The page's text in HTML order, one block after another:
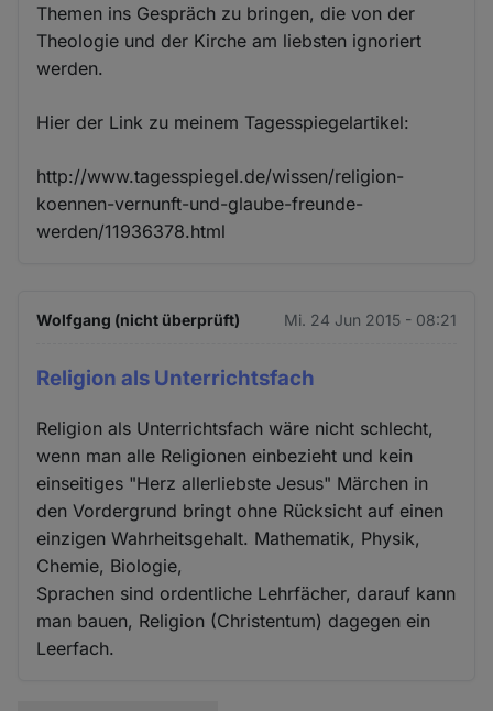
Themen ins Gespräch zu bringen, die von der
Theologie und der Kirche am liebsten ignoriert
werden.
Hier der Link zu meinem Tagesspiegelartikel:
http://www.tagesspiegel.de/wissen/religion-
koennen-vernunft-und-glaube-freunde-
werden/11936378.html
Wolfgang (nicht überprüft) Mi. 24 Jun 2015 - 08:21
Religion als Unterrichtsfach
Religion als Unterrichtsfach wäre nicht schlecht,
wenn man alle Religionen einbezieht und kein
einseitiges "Herz allerliebste Jesus" Märchen in
den Vordergrund bringt ohne Rücksicht auf einen
einzigen Wahrheitsgehalt. Mathematik, Physik,
Chemie, Biologie,
Sprachen sind ordentliche Lehrfächer, darauf kann
man bauen, Religion (Christentum) dagegen ein
Leerfach.